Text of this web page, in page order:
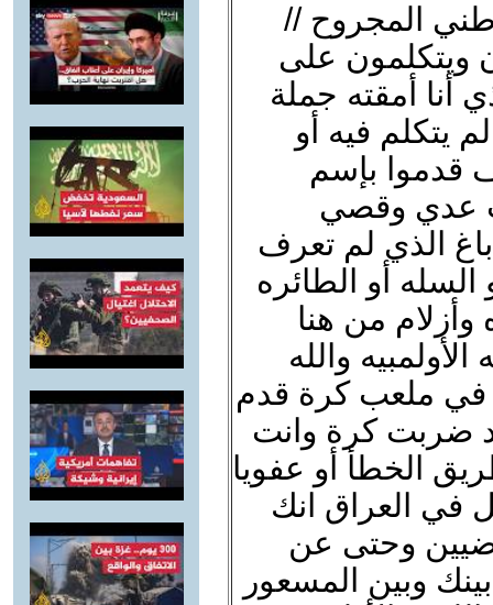
المجروح //
ويتكلمون على
أنا أمقته جملة
يتكلم فيه أو
قدموا بإسم
عدي وقصي
الذي لم تعرف
أو الطائره
من هنا
والله
في ملعب كرة قدم
ضربت كرة وانت
الخطأ أو عفويا
في العراق انك
وحتى عن
وبين المسعور